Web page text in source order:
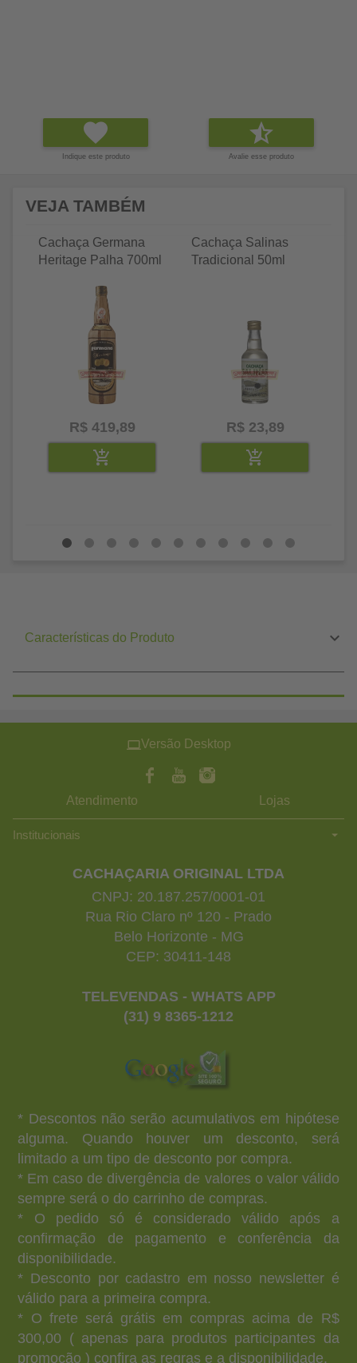
Indique este produto Avalie esse produto
VEJA TAMBÉM
Cachaça Germana
Heritage Palha 700ml
R$ 419,89
Cachaça Salinas
Tradicional 50ml
R$ 23,89
Características do Produto
Versão Desktop
Atendimento Lojas
Institucionais
CACHAÇARIA ORIGINAL LTDA
CNPJ: 20.187.257/0001-01
Rua Rio Claro nº 120 - Prado
Belo Horizonte - MG
CEP: 30411-148
TELEVENDAS - WHATS APP
(31) 9 8365-1212
* Descontos não serão acumulativos em hipótese
alguma. Quando houver um desconto, será
limitado a um tipo de desconto por compra.
* Em caso de divergência de valores o valor válido
sempre será o do carrinho de compras.
* O pedido só é considerado válido após a
confirmação de pagamento e conferência da
disponibilidade.
* Desconto por cadastro em nosso newsletter é
válido para a primeira compra.
* O frete será grátis em compras acima de R$
300,00 ( apenas para produtos participantes da
promoção ) confira as regras e a disponibilidade.